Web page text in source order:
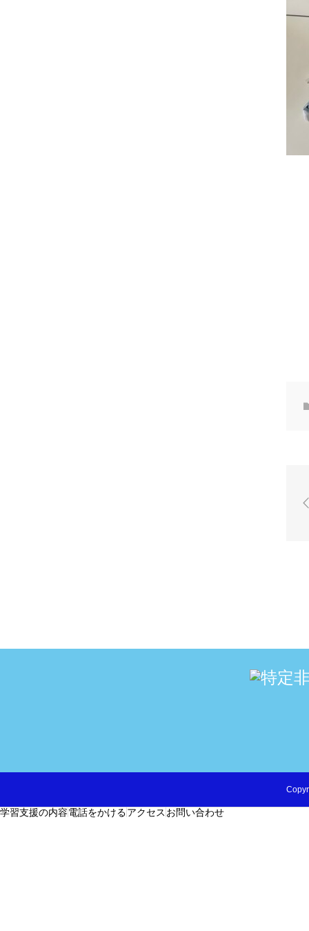
学習支援の内容電話をかけるアクセス お問い合わせ